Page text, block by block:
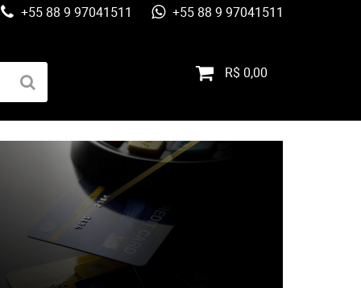
+55 88 9 97041511 +55 88 9 97041511
R$ 0,00